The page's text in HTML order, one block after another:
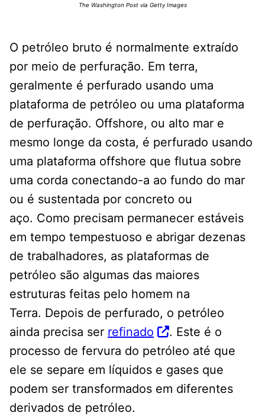
The Washington Post via Getty Images
O petróleo bruto é normalmente extraído
por meio de perfuração. Em terra,
geralmente é perfurado usando uma
plataforma de petróleo ou uma plataforma
de perfuração. Offshore, ou alto mar e
mesmo longe da costa, é perfurado usando
uma plataforma offshore que flutua sobre
uma corda conectando-a ao fundo do mar
ou é sustentada por concreto ou
aço. Como precisam permanecer estáveis ​​
em tempo tempestuoso e abrigar dezenas
de trabalhadores, as plataformas de
petróleo são algumas das maiores
estruturas feitas pelo homem na
Terra. Depois de perfurado, o petróleo
ainda precisa ser refinado
. Este é o
processo de fervura do petróleo até que
ele se separe em líquidos e gases que
podem ser transformados em diferentes
derivados de petróleo.